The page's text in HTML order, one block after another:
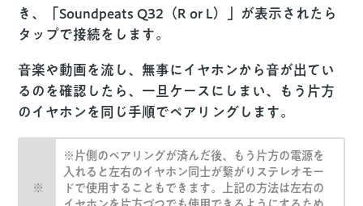
き、「Soundpeats Q32（R or L）」が表示されたら
タップで接続をします。
音楽や動画を流し、無事にイヤホンから音が出てい
るのを確認したら、一旦ケースにしまい、もう片方
のイヤホンを同じ手順でペアリングします。
※片側のペアリングが済んだ後、もう片方の電源を
入れると左右のイヤホン同士が繋がりステレオモー
ドで使用することもできます。上記の方法は左右の